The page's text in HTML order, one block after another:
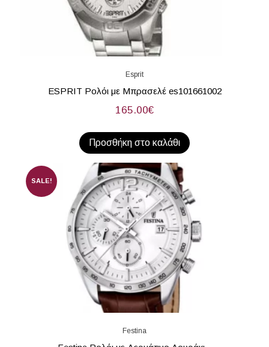
Esprit
ESPRIT Ρολόι με Μπρασελέ es101661002
165.00€
Προσθήκη στο καλάθι
SALE!
Festina